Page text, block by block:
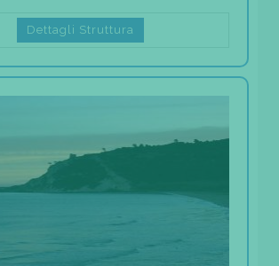
Dettagli Struttura